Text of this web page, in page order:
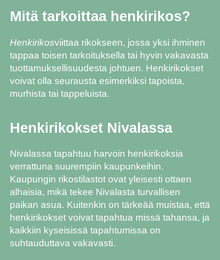
Mitä tarkoittaa henkirikos?
Henkirikosviittaa rikokseen, jossa yksi ihminen
tappaa toisen tarkoituksella tai hyvin vakavasta
tuottamuksellisuudesta johtuen. Henkirikokset
voivat olla seurausta esimerkiksi tapoista,
murhista tai tappeluista.
Henkirikokset Nivalassa
Nivalassa tapahtuu harvoin henkirikoksia
verrattuna suurempiin kaupunkeihin.
Kaupungin rikostilastot ovat yleisesti ottaen
alhaisia, mikä tekee Nivalasta turvallisen
paikan asua. Kuitenkin on tärkeää muistaa, että
henkirikokset voivat tapahtua missä tahansa, ja
kaikkiin kyseisissä tapahtumissa on
suhtauduttava vakavasti.